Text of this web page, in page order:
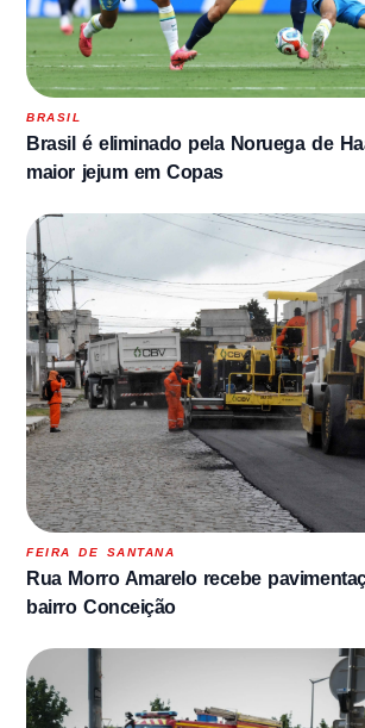
BRASIL
Brasil é eliminado pela Noruega de
maior jejum em Copas
FEIRA DE SANTANA
Rua Morro Amarelo recebe
bairro Conceição